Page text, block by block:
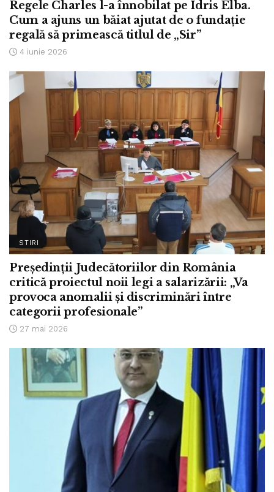
Regele Charles l-a înnobilat pe Idris Elba.
Cum a ajuns un băiat ajutat de o fundație
regală să primească titlul de „Sir”
4 iunie 2026
STIRI
Președinții Judecătoriilor din România
critică proiectul noii legi a salarizării: „Va
provoca anomalii și discriminări între
categorii profesionale”
27 mai 2026